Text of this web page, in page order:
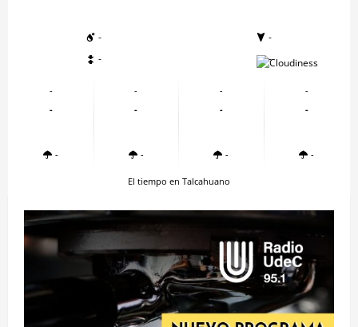
-
-
-
-
-
-
-
-
-
-
-
-
-
-
-
-
El tiempo en Talcahuano